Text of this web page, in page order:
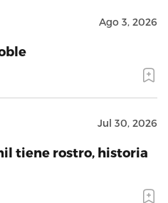
Ago 3, 2026
Jul 30, 2026
tiene rostro, historia